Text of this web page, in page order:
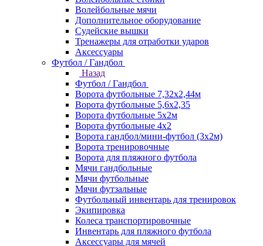
Волейбольные мячи
Дополнительное оборудование
Судейские вышки
Тренажеры для отработки ударов
Аксессуары
Футбол / Гандбол
Назад
Футбол / Гандбол
Ворота футбольные 7,32х2,44м
Ворота футбольные 5,6х2,35
Ворота футбольные 5х2м
Ворота футбольные 4х2
Ворота гандбол/мини-футбол (3х2м)
Ворота тренировочные
Ворота для пляжного футбола
Мячи гандбольные
Мячи футбольные
Мячи футзальные
Футбольный инвентарь для тренировок
Экипировка
Колеса транспортировочные
Инвентарь для пляжного футбола
Аксессуары для мячей